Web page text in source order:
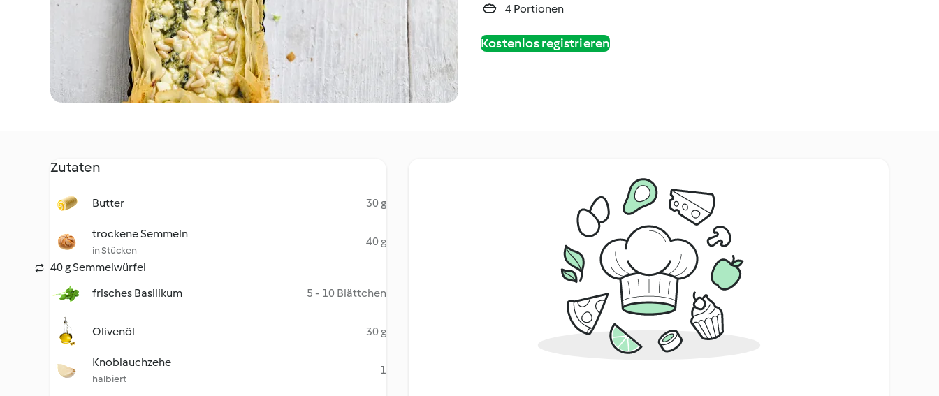
4 Portionen
Kostenlos registrieren
Zutaten
Butter 30 g
trockene Semmeln
in Stücken
40 g
40 g Semmelwürfel
frisches Basilikum
5 - 10 Blättchen
Olivenöl 30 g
Knoblauchzehe
halbiert
1